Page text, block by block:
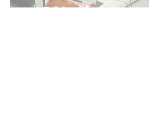
Peça já seu